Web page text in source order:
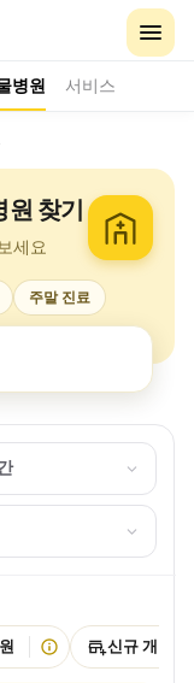
병원 서비스
원 찾기
세요
주말 진료
신규 개원